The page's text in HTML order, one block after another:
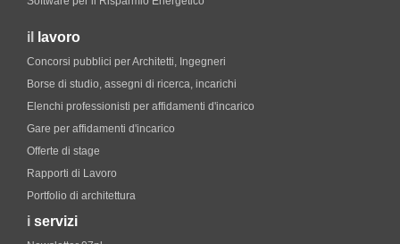
il lavoro
Concorsi pubblici per Architetti, Ingegneri
Borse di studio, assegni di ricerca, incarichi
Elenchi professionisti per affidamenti d'incarico
Gare per affidamenti d'incarico
Offerte di stage
Rapporti di Lavoro
Portfolio di architettura
i servizi